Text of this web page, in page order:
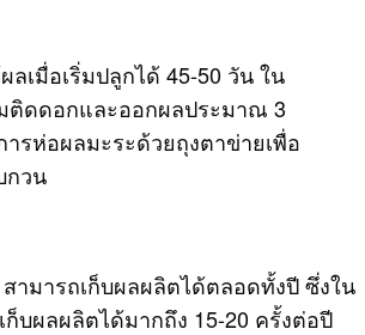
ลเมื่อเริ่มปลูกได้ 45-50 วัน ใน
ติดดอกและออกผลประมาณ 3
ารห่อผลมะระด้วยถุงตาข่ายเพื่อ
กวน
ามารถเก็บผลผลิตได้ตลอดทั้งปี ซึ่งใน
ก็บผลผลิตได้มากถึง 15-20 ครั้งต่อปี